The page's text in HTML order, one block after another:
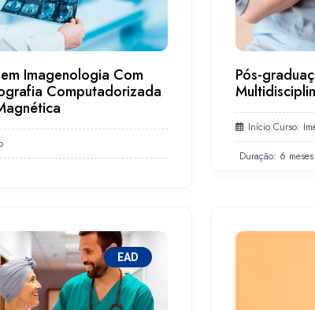
Imagenologia Com
Computadorizada
Pós-
Início Curso:
Duração: 6 meses
EAD